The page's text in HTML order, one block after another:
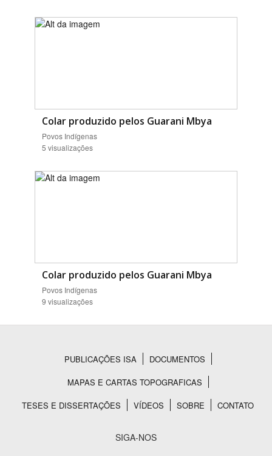
Colar produzido pelos Guarani Mbya
Povos Indígenas
5 visualizações
Colar produzido pelos Guarani Mbya
Povos Indígenas
9 visualizações
Rodapé
PUBLICAÇÕES ISA
DOCUMENTOS
MAPAS E CARTAS TOPOGRAFICAS
TESES E DISSERTAÇÕES
VÍDEOS SOBRE CONTATO
SIGA-NOS